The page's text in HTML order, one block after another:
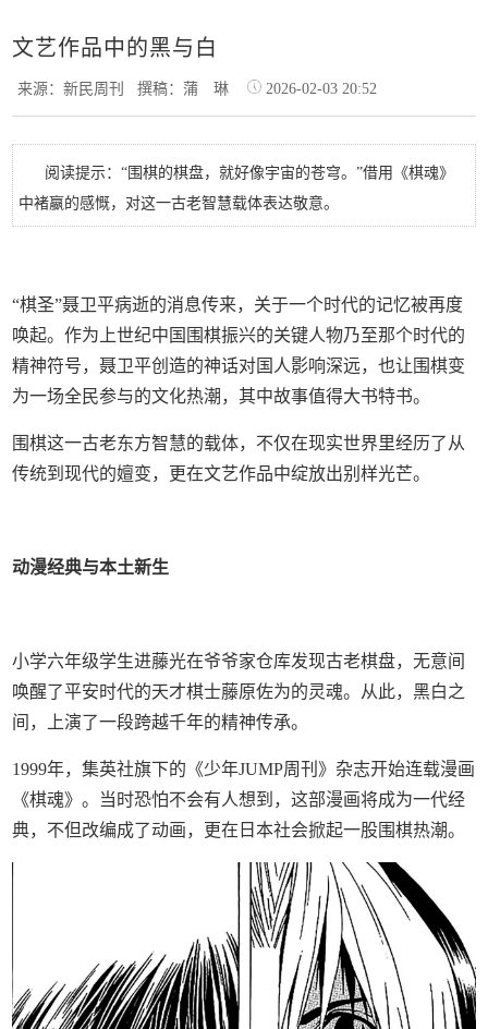
文艺作品中的黑与白
来源：新民周刊撰稿：蒲 琳 2026-02-03 20:52
阅读提示：“围棋的棋盘，就好像宇宙的苍穹。”借用《棋魂》
中褚嬴的感慨，对这一古老智慧载体表达敬意。
“棋圣”聂卫平病逝的消息传来，关于一个时代的记忆被再度
唤起。作为上世纪中国围棋振兴的关键人物乃至那个时代的
精神符号，聂卫平创造的神话对国人影响深远，也让围棋变
为一场全民参与的文化热潮，其中故事值得大书特书。
围棋这一古老东方智慧的载体，不仅在现实世界里经历了从
传统到现代的嬗变，更在文艺作品中绽放出别样光芒。
动漫经典与本土新生
小学六年级学生进藤光在爷爷家仓库发现古老棋盘，无意间
唤醒了平安时代的天才棋士藤原佐为的灵魂。从此，黑白之
间，上演了一段跨越千年的精神传承。
1999年，集英社旗下的《少年JUMP周刊》杂志开始连载漫画
《棋魂》。当时恐怕不会有人想到，这部漫画将成为一代经
典，不但改编成了动画，更在日本社会掀起一股围棋热潮。